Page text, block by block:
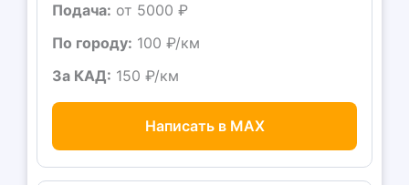
Подача: от 5000 ₽
По городу: 100 ₽/км
За КАД: 150 ₽/км
Написать в MAX